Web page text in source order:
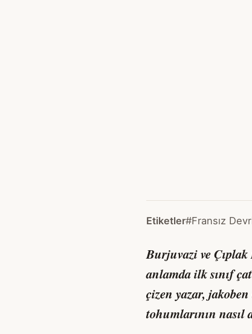
Etiketler#Fransız
Burjuvazi ve
anlamda ilk sınıf
çizen yazar,
tohumlarının nasıl